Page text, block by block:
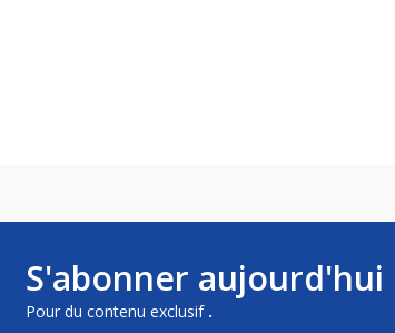
S'abonner aujourd'hui
Pour du contenu exclusif .